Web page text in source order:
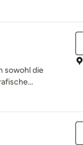
sowohl die